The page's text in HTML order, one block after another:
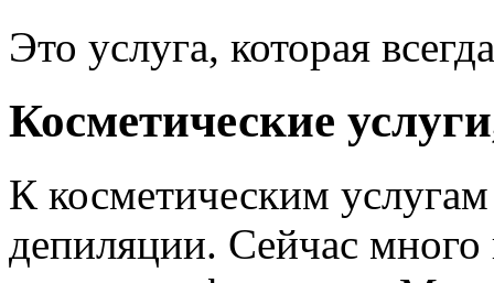
Это услуга, которая
Косметические
К косметическим
депиляции. Сейчас много